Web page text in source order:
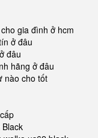
gia đình ở hcm
ở đâu
đâu
hãng ở đâu
nào cho tốt
Black